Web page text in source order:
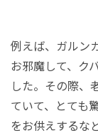
例えば、ガルン
お邪魔して、ク
した。その際、
ていて、とても
をお供えするな